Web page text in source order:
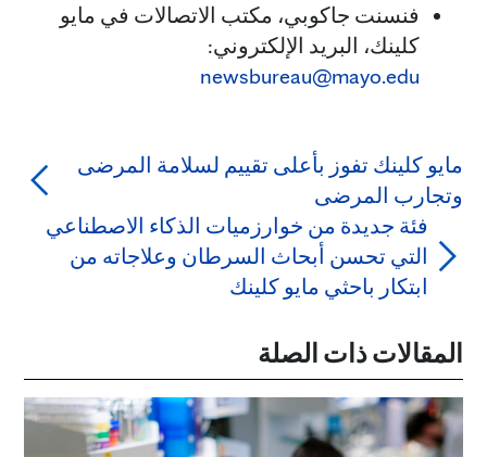
فنسنت جاكوبي، مكتب الاتصالات في مايو
كلينك، البريد الإلكتروني:
newsbureau@mayo.edu
مايو كلينك تفوز بأعلى تقييم لسلامة المرضى
وتجارب المرضى
فئة جديدة من خوارزميات الذكاء الاصطناعي
التي تحسن أبحاث السرطان وعلاجاته من
ابتكار باحثي مايو كلينك
المقالات ذات الصلة